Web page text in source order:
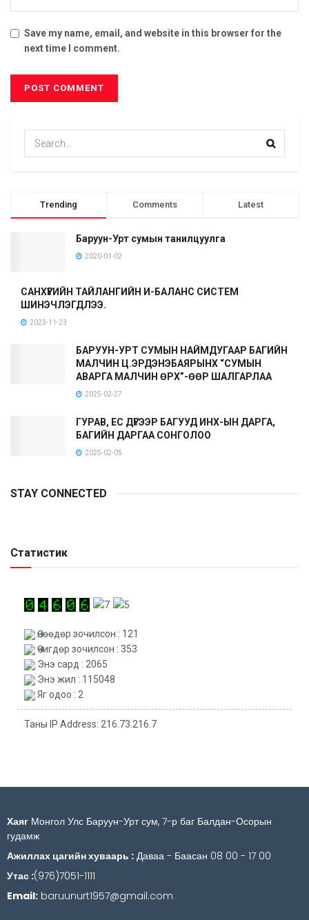
Save my name, email, and website in this browser for the
next time I comment.
Trending Comments Latest
Баруун-Урт сумын танилцуулга
2020-01-02
САНХҮҮГИЙН ТАЙЛАНГИЙН И-БАЛАНС СИСТЕМ
ШИНЭЧЛЭГДЛЭЭ.
2023-11-23
БАРУУН-УРТ СУМЫН НАЙМДУГААР БАГИЙН
МАЛЧИН Ц.ЭРДЭНЭБАЯРЫНХ “СУМЫН
АВАРГА МАЛЧИН ӨРХ”-ӨӨР ШАЛГАРЛАА
2025-02-27
ГУРАВ, ЕС ДҮГЭЭР БАГУУД ИНХ-ЫН ДАРГА,
БАГИЙН ДАРГАА СОНГОЛОО
2025-02-05
STAY CONNECTED
Статистик
Өнөөдөр зочилсон : 121
Өчигдөр зочилсон : 353
Энэ сард : 2065
Энэ жил : 115048
Яг одоо : 2
Таны IP Address: 216.73.216.7
Хаяг Монгол Улс Баруун-Урт сум, 7-р баг Балдан-Осорын
гудамж
Ажиллах цагийн хуваарь : Даваа - Баасан 08 00 - 17 00
Утас :(976)7051-1111
Email: baruunurt1957@gmail.com